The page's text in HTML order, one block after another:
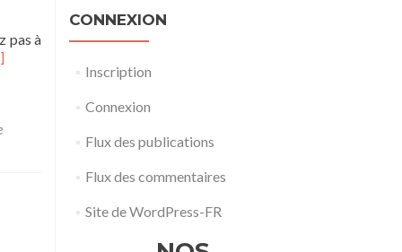
pas à
CONNEXION
Inscription
Connexion
Flux des publications
Flux des commentaires
Site de WordPress-FR